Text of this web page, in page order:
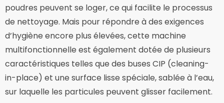
poudres peuvent se loger, ce qui facilite le processus
de nettoyage. Mais pour répondre à des exigences
d’hygiène encore plus élevées, cette machine
multifonctionnelle est également dotée de plusieurs
caractéristiques telles que des buses CIP (cleaning-
in-place) et une surface lisse spéciale, sablée à l’eau,
sur laquelle les particules peuvent glisser facilement.